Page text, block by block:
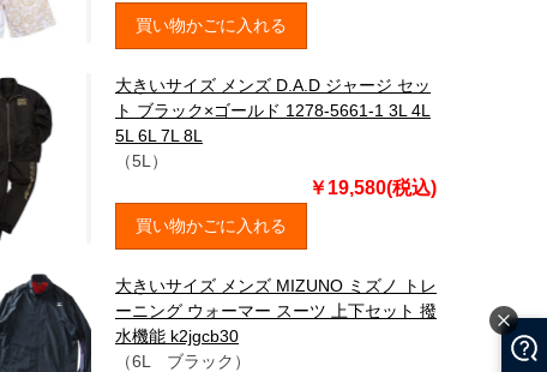
買い物かごに入れる
大きいサイズ メンズ D.A.D ジャージ セッ
ト ブラック×ゴールド 1278-5661-1 3L 4L
5L 6L 7L 8L
（5L）
￥19,580(税込)
買い物かごに入れる
大きいサイズ メンズ MIZUNO ミズノ トレ
ーニング ウォーマー スーツ 上下セット 撥
水機能 k2jgcb30
（6L ブラック）